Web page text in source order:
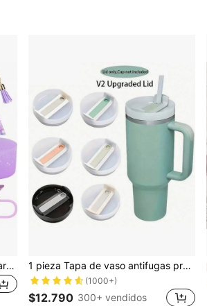
Set de 6 piezas de accesorios para vasos/tumblers - Tapa con pajita con diseño de mariposa, Lazo brillante para pajita, Bota de silicona brillante, Dije con letra y Pompón para botellas y vasos de agua de 40 Oz, 30 Oz y 20 Oz, útiles escolares 1 pieza Tapa de vaso antifugas premium para botella de agua de 40 Oz (1.18 L), reutilizable, en múltiples colores, fácil de limpiar
(1000+)
$12.790 300+ vendidos